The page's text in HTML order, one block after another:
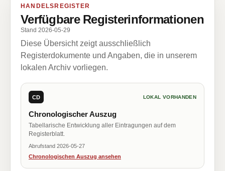
HANDELSREGISTER
Verfügbare Registerinformationen
Stand 2026-05-29
Diese Übersicht zeigt ausschließlich
Registerdokumente und Angaben, die in unserem
lokalen Archiv vorliegen.
CD LOKAL VORHANDEN
Chronologischer Auszug
Tabellarische Entwicklung aller Eintragungen auf dem
Registerblatt.
Abrufstand 2026-05-27
Chronologischen Auszug ansehen